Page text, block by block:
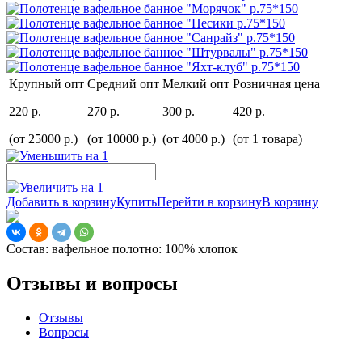
Крупный опт
220 р.
(от 25000 р.)
Средний опт
270 р.
(от 10000 р.)
Мелкий опт
300 р.
(от 4000 р.)
Розничная цена
420 р.
(от 1 товара)
Добавить в корзинуКупитьПерейти в корзинуВ корзину
Состав: вафельное полотно: 100% хлопок
Отзывы и вопросы
Отзывы
Вопросы